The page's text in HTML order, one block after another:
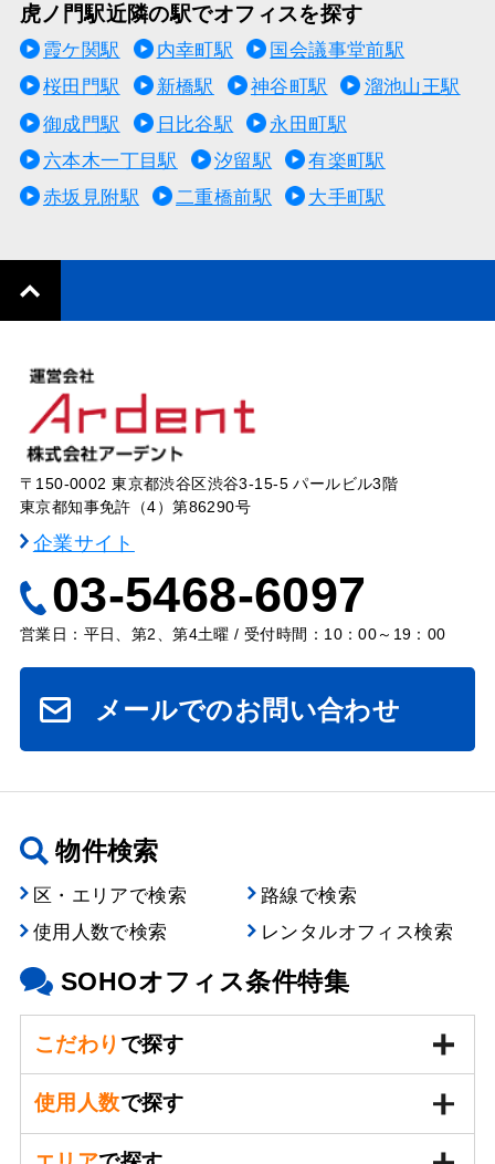
虎ノ門駅近隣の駅でオフィスを探す
霞ケ関駅 内幸町駅
国会議事堂前駅
桜田門駅
新橋駅 神谷町駅
溜池山王駅
御成門駅
日比谷駅
永田町駅
六本木一丁目駅
汐留駅
有楽町駅
赤坂見附駅
二重橋前駅 大手町駅
〒150-0002 東京都渋谷区渋谷3-15-5 パールビル3階
東京都知事免許（4）第86290号
企業サイト
03-5468-6097
営業日：平日、第2、第4土曜 / 受付時間：10：00～19：00
メールでのお問い合わせ
物件検索
区・エリアで検索
路線で検索
使用人数で検索
レンタルオフィス検索
SOHOオフィス条件特集
こだわり で探す
使用人数で探す